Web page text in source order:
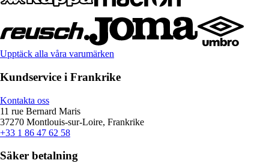
Upptäck alla våra varumärken
Kundservice i Frankrike
Kontakta oss
11 rue Bernard Maris
37270 Montlouis-sur-Loire, Frankrike
+33 1 86 47 62 58
Säker betalning